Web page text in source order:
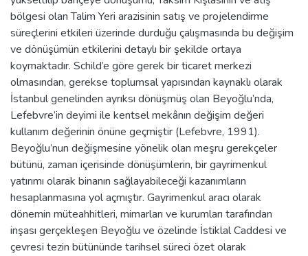
bölgesi olan Talim Yeri arazisinin satış ve projelendirme
süreçlerini etkileri üzerinde durduğu çalışmasında bu değişim
ve dönüşümün etkilerini detaylı bir şekilde ortaya
koymaktadır. Schild’e göre gerek bir ticaret merkezi
olmasından, gerekse toplumsal yapısından kaynaklı olarak
İstanbul genelinden ayrıksı dönüşmüş olan Beyoğlu’nda,
Lefebvre’in deyimi ile kentsel mekânın değişim değeri
kullanım değerinin önüne geçmiştir (Lefebvre, 1991).
Beyoğlu’nun değişmesine yönelik olan meşru gerekçeler
bütünü, zaman içerisinde dönüşümlerin, bir gayrimenkul
yatırımı olarak binanın sağlayabileceği kazanımların
hesaplanmasına yol açmıştır. Gayrimenkul aracı olarak
dönemin müteahhitleri, mimarları ve kurumları tarafından
inşası gerçekleşen Beyoğlu ve özelinde İstiklal Caddesi ve
çevresi tezin bütününde tarihsel süreci özet olarak